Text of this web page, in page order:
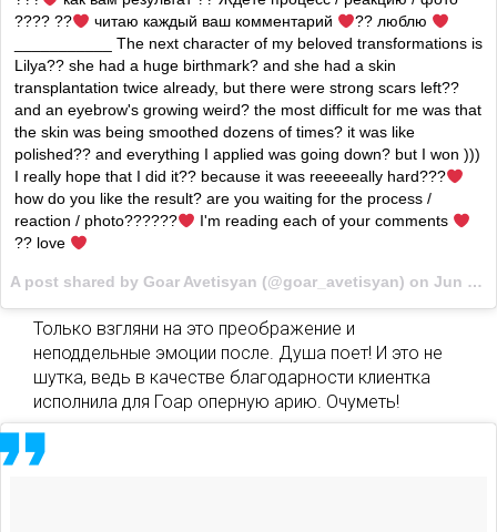
???? ??
читаю каждый ваш комментарий
?? люблю
___________ The next character of my beloved transformations is
Lilya?? she had a huge birthmark? and she had a skin
transplantation twice already, but there were strong scars left??
and an eyebrow's growing weird? the most difficult for me was that
the skin was being smoothed dozens of times? it was like
polished?? and everything I applied was going down? but I won )))
I really hope that I did it?? because it was reeeeeally hard???
how do you like the result? are you waiting for the process /
reaction / photo??????
I'm reading each of your comments
?? love
A post shared by Goar Avetisyan (@goar_avetisyan) on Jun 6, 2017 at 11:56am PDT
Только взгляни на это преображение и
неподдельные эмоции после. Душа поет! И это не
шутка, ведь в качестве благодарности клиентка
исполнила для Гоар оперную арию. Очуметь!